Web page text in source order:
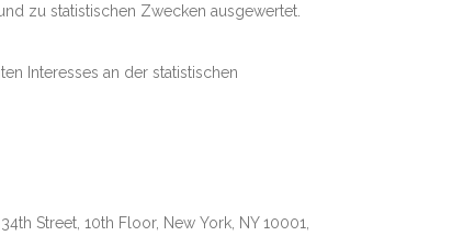
zu statistischen Zwecken ausgewertet.
Interesses an der statistischen
Street, 10th Floor, New York, NY 10001,